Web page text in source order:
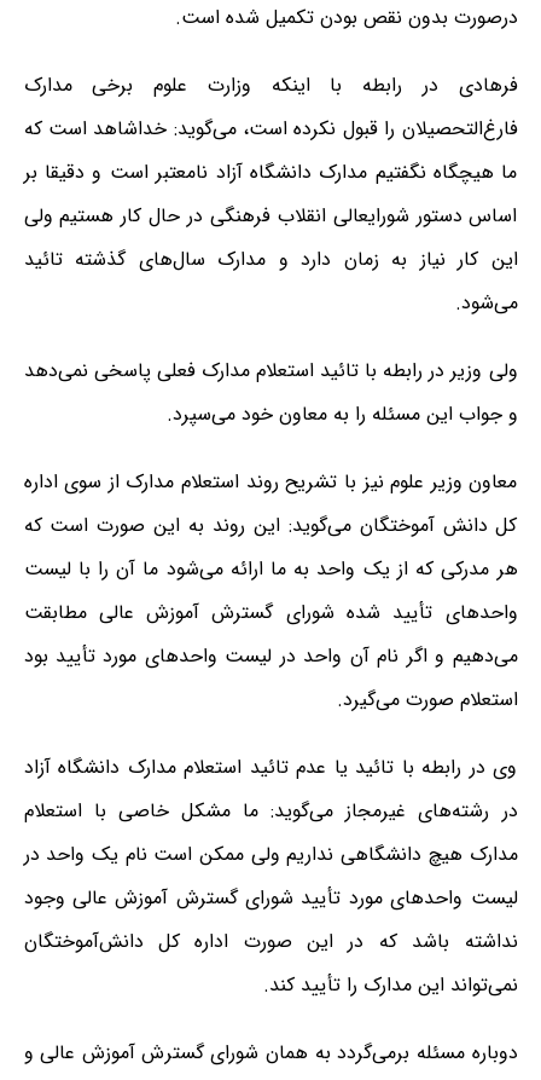
درصورت بدون نقص بودن تکمیل شده است.
فرهادی در رابطه با اینکه وزارت علوم برخی مدارک
فارغ‌التحصیلان را قبول نکرده است، می‌گوید: خداشاهد است که
ما هیچگاه نگفتیم مدارک دانشگاه آزاد نامعتبر است و دقیقا بر
اساس دستور شورایعالی انقلاب فرهنگی در حال کار هستیم ولی
این کار نیاز به زمان دارد و مدارک سال‌های گذشته تائید
می‌شود.
ولی وزیر در رابطه با تائید استعلام مدارک فعلی پاسخی نمی‌دهد
و جواب این مسئله را به معاون خود می‌سپرد.
معاون وزیر علوم نیز با تشریح روند استعلام مدارک از سوی اداره
کل دانش آموختگان می‌گوید: این روند به این صورت است که
هر مدرکی که از یک واحد به ما ارائه می‌شود ما آن را با لیست
واحدهای تأیید شده شورای گسترش آموزش عالی مطابقت
می‌دهیم و اگر نام آن واحد در لیست واحدهای مورد تأیید بود
استعلام صورت می‌گیرد.
وی در رابطه با تائید یا عدم تائید استعلام مدارک دانشگاه آزاد
در رشته‌های غیرمجاز می‌گوید: ما مشکل خاصی با استعلام
مدارک هیچ دانشگاهی نداریم ولی ممکن است نام یک واحد در
لیست واحدهای مورد تأیید شورای گسترش آموزش عالی وجود
نداشته باشد که در این صورت اداره کل دانش‌آموختگان
نمی‌تواند این مدارک را تأیید کند.
دوباره مسئله برمی‌گردد به همان شورای گسترش آموزش عالی و